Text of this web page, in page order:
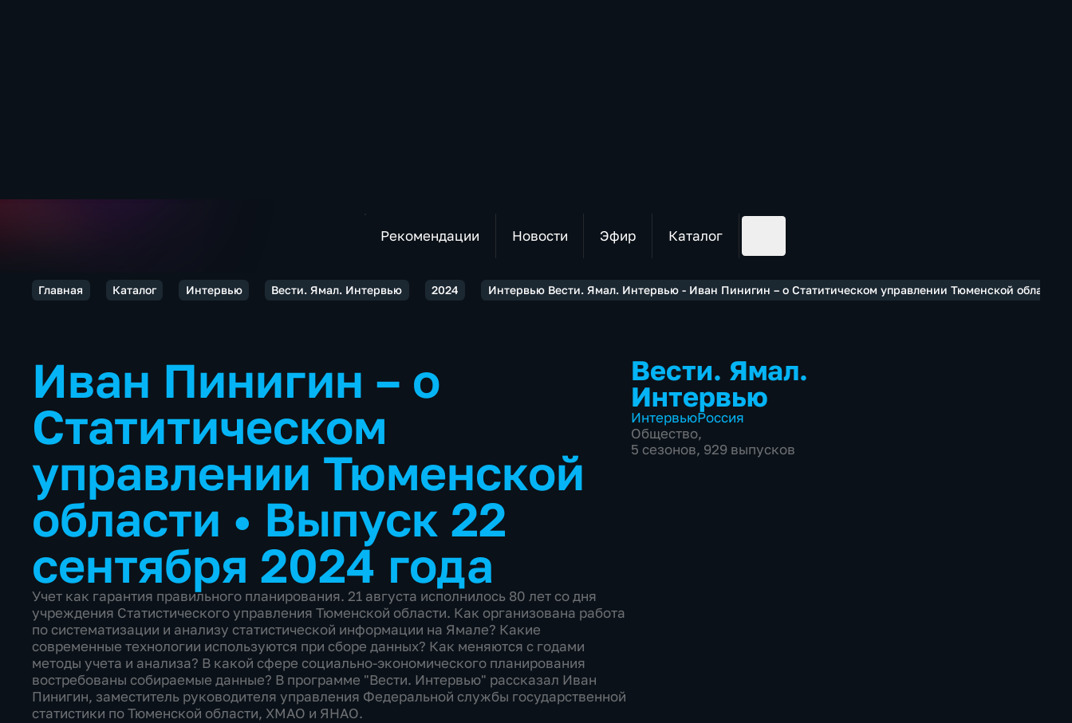
Рекомендации Новости Эфир Каталог
Главная Каталог Интервью Вести. Ямал. Интервью 2024 Интервью Вести. Ямал. Интервью - Иван Пинигин – о Статитическом управлении Тюменской области
Иван Пинигин – о
Статитическом
управлении Тюменской
области • Выпуск 22
сентября 2024 года
Учет как гарантия правильного планирования. 21 августа исполнилось 80 лет со дня
учреждения Статистического управления Тюменской области. Как организована работа
по систематизации и анализу статистической информации на Ямале? Какие
современные технологии используются при сборе данных? Как меняются с годами
методы учета и анализа? В какой сфере социально-экономического планирования
востребованы собираемые данные? В программе "Вести. Интервью" рассказал Иван
Пинигин, заместитель руководителя управления Федеральной службы государственной
статистики по Тюменской области, ХМАО и ЯНАО.
Вести. Ямал.
Интервью
ИнтервьюРоссия
Общество,
5 сезонов, 929 выпусков